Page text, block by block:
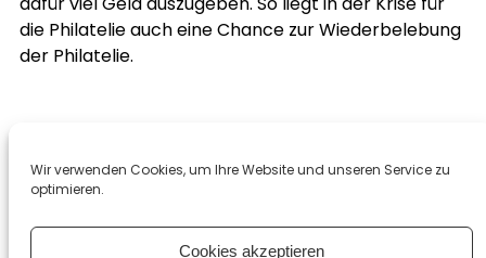
Wir verwenden Cookies, um Ihre Website und unseren Service zu
optimieren.
Cookies akzeptieren
die Philatelie auch eine Chance zur Wiederbelebung
der Philatelie.